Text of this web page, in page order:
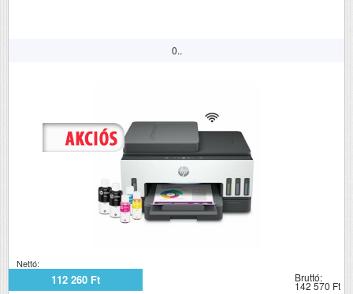
0..
Nettó:
112 260 Ft Bruttó:
142 570 Ft